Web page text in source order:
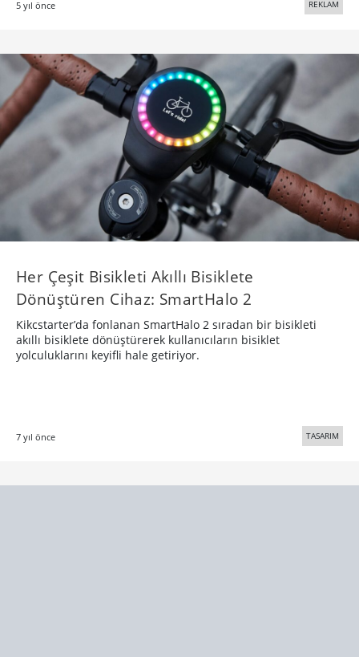
5 yıl önce REKLAM
Her Çeşit Bisikleti Akıllı Bisiklete
Dönüştüren Cihaz: SmartHalo 2
Kikcstarter’da fonlanan SmartHalo 2 sıradan bir bisikleti
akıllı bisiklete dönüştürerek kullanıcıların bisiklet
yolculuklarını keyifli hale getiriyor.
7 yıl önce TASARIM